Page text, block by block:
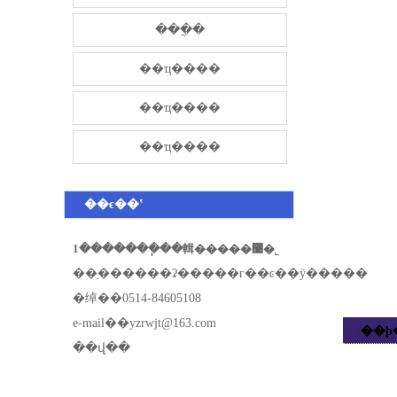
���̷ֲ�
��ҵ����
��ҵ����
��ҵ����
��ϵ��ʽ
1�������ֽ��輯�����޹�˾
��ַ������ʡ�����г��ͼ��ÿ�����
�绰��0514-84605108
e-mail��yzrwjt@163.com
��վ��